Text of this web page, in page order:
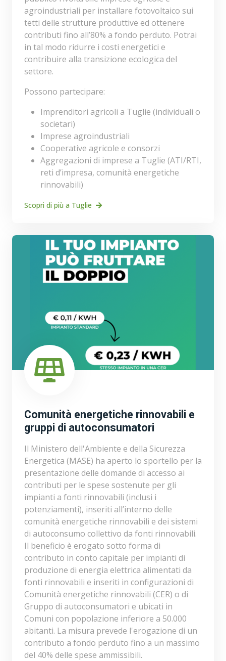
agroindustriali per installare fotovoltaico sui
tetti delle strutture produttive ed ottenere
contributi fino all’80% a fondo perduto. Potrai
in tal modo ridurre i costi energetici e
contribuire alla transizione ecologica del
settore.
Possono partecipare:
Imprenditori agricoli a Tuglie (individuali o
societari)
Imprese agroindustriali
Cooperative agricole e consorzi
Aggregazioni di imprese a Tuglie (ATI/RTI,
reti d’impresa, comunità energetiche
rinnovabili)
Scopri di più a Tuglie
Comunità energetiche rinnovabili e
gruppi di autoconsumatori
Il Ministero dell'Ambiente e della Sicurezza
Energetica (MASE) ha aperto lo sportello per la
presentazione delle domande di accesso ai
contributi per le spese sostenute per gli
impianti a fonti rinnovabili (inclusi i
potenziamenti), inseriti all’interno delle
comunità energetiche rinnovabili e dei sistemi
di autoconsumo collettivo da fonti rinnovabili.
Il beneficio è erogato sotto forma di
contributo in conto capitale per impianti di
produzione di energia elettrica alimentati da
fonti rinnovabili e inseriti in configurazioni di
Comunità energetiche rinnovabili (CER) o di
Gruppo di autoconsumatori e ubicati in
Comuni con popolazione inferiore a 50.000
abitanti. La misura prevede l'erogazione di un
contributo a fondo perduto fino a un massimo
del 40% delle spese ammissibili.